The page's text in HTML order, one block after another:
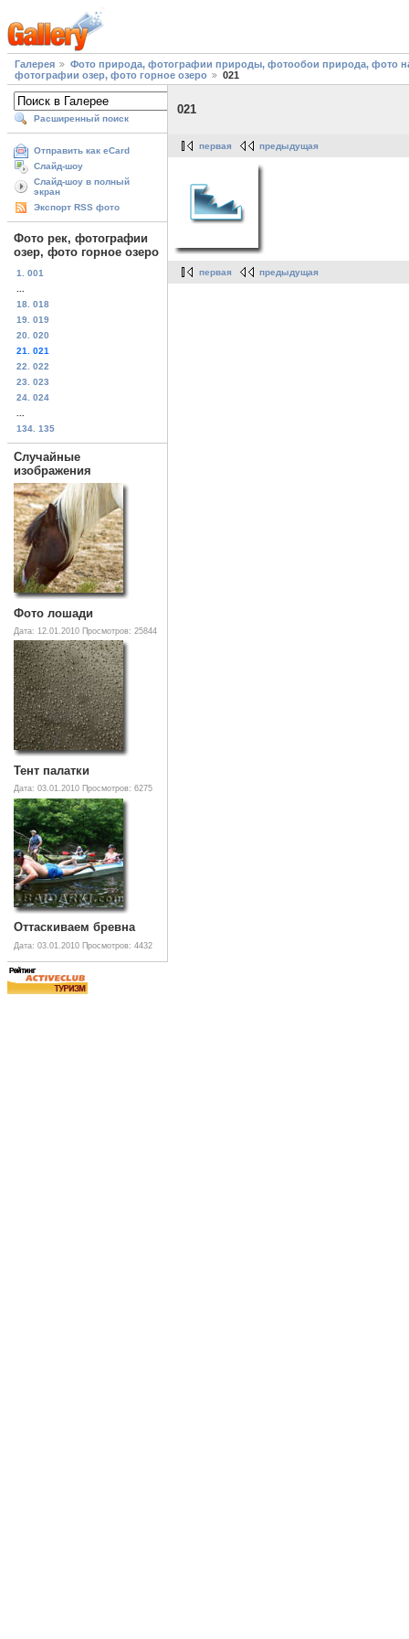
Галерея
Фото природа, фотографии природы, фотообои природа, фото
фотографии озер, фото горное озеро
021
Расширенный поиск
Отправить как eCard
Слайд-шоу
Слайд-шоу в полный
экран
Экспорт RSS фото
Фото рек, фотографии
озер, фото горное озеро
1. 001
18. 018
19. 019
20. 020
21. 021
22. 022
23. 023
24. 024
134. 135
Случайные
изображения
Фото лошади
Дата: 12.01.2010 Просмотров: 25844
Тент палатки
Дата: 03.01.2010 Просмотров: 6275
Оттаскиваем бревна
Дата: 03.01.2010 Просмотров: 4432
021
первая предыдущая
первая предыдущая